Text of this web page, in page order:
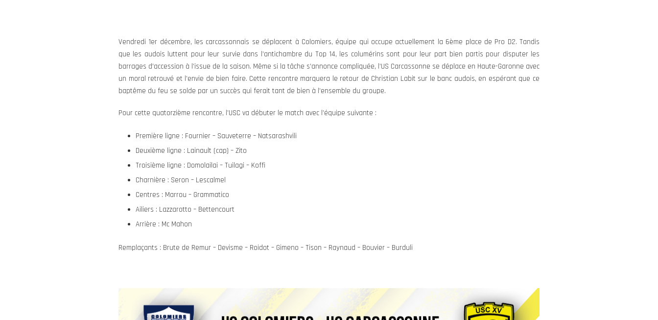
Vendredi 1er décembre, les carcassonnais se déplacent à Colomiers, équipe qui occupe actuellement la 6ème place de Pro D2. Tandis
que les audois luttent pour leur survie dans l’antichambre du Top 14, les columérins sont pour leur part bien partis pour disputer les
barrages d’accession à l’issue de la saison. Même si la tâche s’annonce compliquée, l’US Carcassonne se déplace en Haute-Garonne avec
un moral retrouvé et l’envie de bien faire. Cette rencontre marquera le retour de Christian Labit sur le banc audois, en espérant que ce
baptême du feu se solde par un succès qui ferait tant de bien à l’ensemble du groupe.
Pour cette quatorzième rencontre, l’USC va débuter le match avec l’équipe suivante :
Première ligne : Fournier – Sauveterre – Natsarashvili
Deuxième ligne : Lainault (cap) – Zito
Troisième ligne : Domolailai – Tuilagi – Koffi
Charnière : Seron – Lescalmel
Centres : Marrou – Grammatico
Ailiers : Lazzarotto – Bettencourt
Arrière : Mc Mahon
Remplaçants : Brute de Remur – Devisme – Roidot – Gimeno – Tison – Raynaud – Bouvier – Burduli